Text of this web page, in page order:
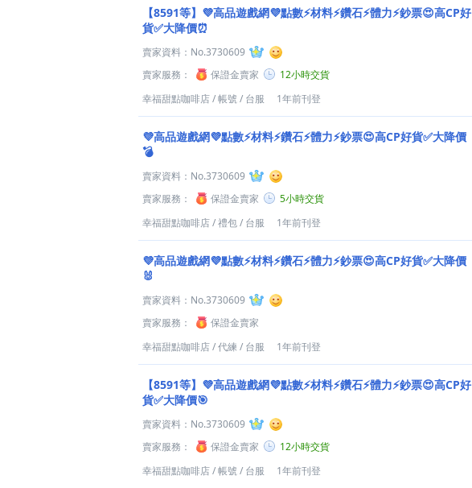
【8591等】💜高品遊戲網💜點數⚡材料⚡鑽石⚡體力⚡鈔票😍高CP好
貨✅大降價⏰
賣家資料： No.3730609
賣家服務：
保證金賣家
12小時交貨
幸福甜點咖啡店/帳號/ 台服 1年前刊登
💜高品遊戲網💜點數⚡材料⚡鑽石⚡體力⚡鈔票😍高CP好貨✅大降價
💣
賣家資料： No.3730609
賣家服務：
保證金賣家
5小時交貨
幸福甜點咖啡店/禮包/ 台服 1年前刊登
💜高品遊戲網💜點數⚡材料⚡鑽石⚡體力⚡鈔票😍高CP好貨✅大降價
🐰
賣家資料： No.3730609
賣家服務：
保證金賣家
幸福甜點咖啡店/代練 / 台服 1年前刊登
【8591等】💜高品遊戲網💜點數⚡材料⚡鑽石⚡體力⚡鈔票😍高CP好
貨✅大降價🎯
賣家資料： No.3730609
賣家服務：
保證金賣家
12小時交貨
幸福甜點咖啡店/帳號/ 台服 1年前刊登